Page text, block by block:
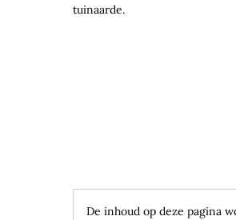
tuinaarde.
De inhoud op deze pagina